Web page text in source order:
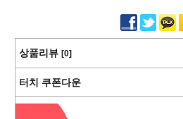
상품리뷰 [0]
터치 쿠폰다운